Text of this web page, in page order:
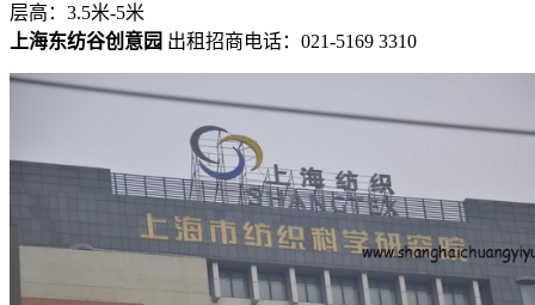
层高：3.5米-5米
上海东纺谷创意园 出租招商电话：021-5169 3310